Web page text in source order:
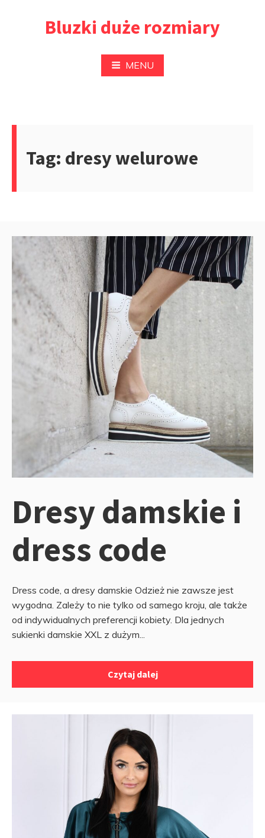
Bluzki duże rozmiary
MENU
Tag: dresy welurowe
Dresy damskie i
dress code
Dress code, a dresy damskie Odzież nie zawsze jest
wygodna. Zależy to nie tylko od samego kroju, ale także
od indywidualnych preferencji kobiety. Dla jednych
sukienki damskie XXL z dużym...
Czytaj dalej